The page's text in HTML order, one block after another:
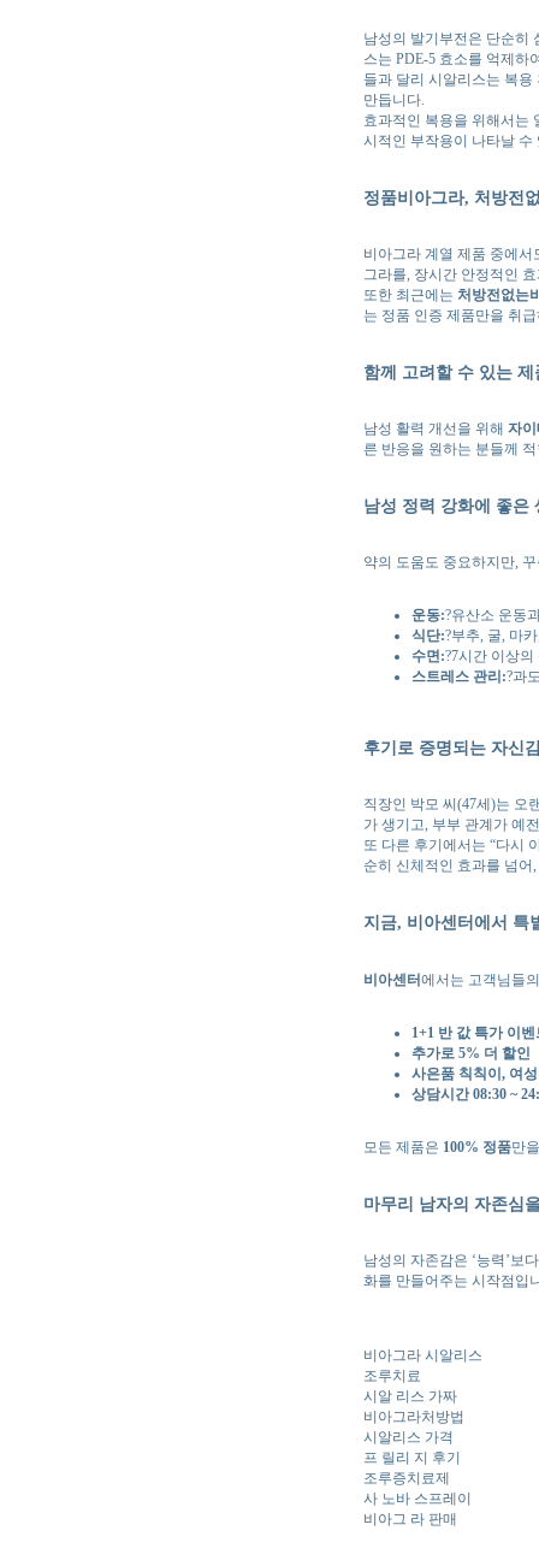
남성의 발기부전은 단순히
스는 PDE-5 효소를 억제하
들과 달리 시알리스는 복용
만듭니다.
효과적인 복용을 위해서는
시적인 부작용이 나타날
정품비아그라, 처방전
비아그라 계열 제품 중에
그라를, 장시간 안정적인
또한 최근에는 처방전없는
는 정품 인증 제품만을 취
함께 고려할 수 있는
남성 활력 개선을 위해 자
른 반응을 원하는 분들께
남성 정력 강화에 좋은
약의 도움도 중요하지만,
운동:?유산소 운동
식단:?부추, 굴, 마
수면:?7시간 이상
스트레스 관리:?과
후기로 증명되는 자신
직장인 박모 씨(47세)는 오
가 생기고, 부부 관계가 예
또 다른 후기에서는 “다시
순히 신체적인 효과를 넘
지금, 비아센터에서 특
비아센터에서는 고객님들
1+1 반 값 특가 이벤
추가로 5% 더 할인
사은품 칙칙이, 여
상담시간 08:30 ~
모든 제품은 100% 정품만
마무리 남자의 자존심
남성의 자존감은 ‘능력’보
화를 만들어주는 시작점입
비아그라 시알리스
조루치료
시알 리스 가짜
비아그라처방법
시알리스 가격
프 릴리 지 후기
조루증치료제
사 노바 스프레이
비아그 라 판매